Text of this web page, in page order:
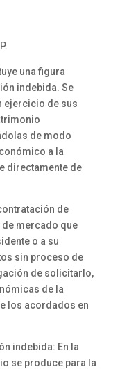
una figura
indebida. Se
ejercicio de sus
de modo
a la
directamente de
de
mercado que
o a su
sin proceso de
de solicitarlo,
de la
los acordados en
indebida: En la
se produce para la